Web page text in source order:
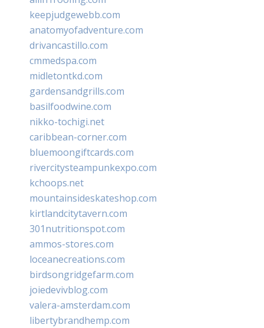
keepjudgewebb.com
anatomyofadventure.com
drivancastillo.com
cmmedspa.com
midletontkd.com
gardensandgrills.com
basilfoodwine.com
nikko-tochigi.net
caribbean-corner.com
bluemoongiftcards.com
rivercitysteampunkexpo.com
kchoops.net
mountainsideskateshop.com
kirtlandcitytavern.com
301nutritionspot.com
ammos-stores.com
loceanecreations.com
birdsongridgefarm.com
joiedevivblog.com
valera-amsterdam.com
libertybrandhemp.com